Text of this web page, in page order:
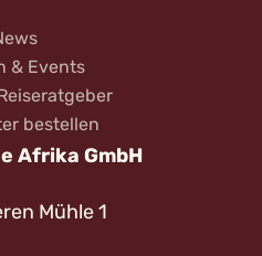
& Events
bestellen
Afrika GmbH
Mühle 1